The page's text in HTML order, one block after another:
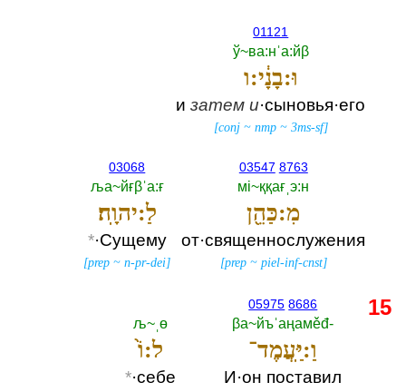
01121
ў~ва:нˈа:йβ
וּ:בָנָ֔י:ו
изатем и·сыновья·его
[conj~ nmp~ 3ms-sf]
03547 8763
мi~ққағˌэ:н
מִ:כַּהֵ֖ן
от·священнослужения
[prep~ piel-inf-cnst]
03068
ља~йғβˈа:ғ
לַ:יהוָֽה׃
*·Сущему
[prep ~n-pr-dei]
05975 8686
βа~йъˈаңамěđ-‎
וַ:יַּֽעֲמֶד־
И·он поставил
љ~ˌө
ל:וֹ֙
*·себе
15